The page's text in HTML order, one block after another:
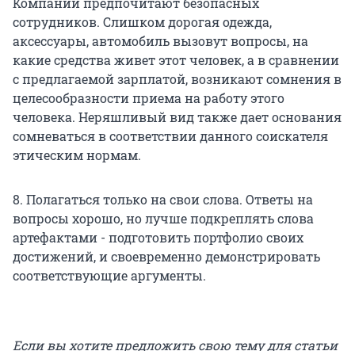
сотрудников. Слишком дорогая одежда,
аксессуары, автомобиль вызовут вопросы, на
какие средства живет этот человек, а в сравнении
с предлагаемой зарплатой, возникают сомнения в
целесообразности приема на работу этого
человека. Неряшливый вид также дает основания
сомневаться в соответствии данного соискателя
этическим нормам.
8. Полагаться только на свои слова. Ответы на
вопросы хорошо, но лучше подкреплять слова
артефактами - подготовить портфолио своих
достижений, и своевременно демонстрировать
соответствующие аргументы.
Если вы хотите предложить свою тему для статьи